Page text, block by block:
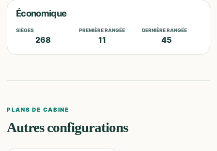
Économique
SIÈGES
268
PREMIÈRE RANGÉE
11
DERNIÈRE RANGÉE
45
PLANS DE CABINE
Autres configurations